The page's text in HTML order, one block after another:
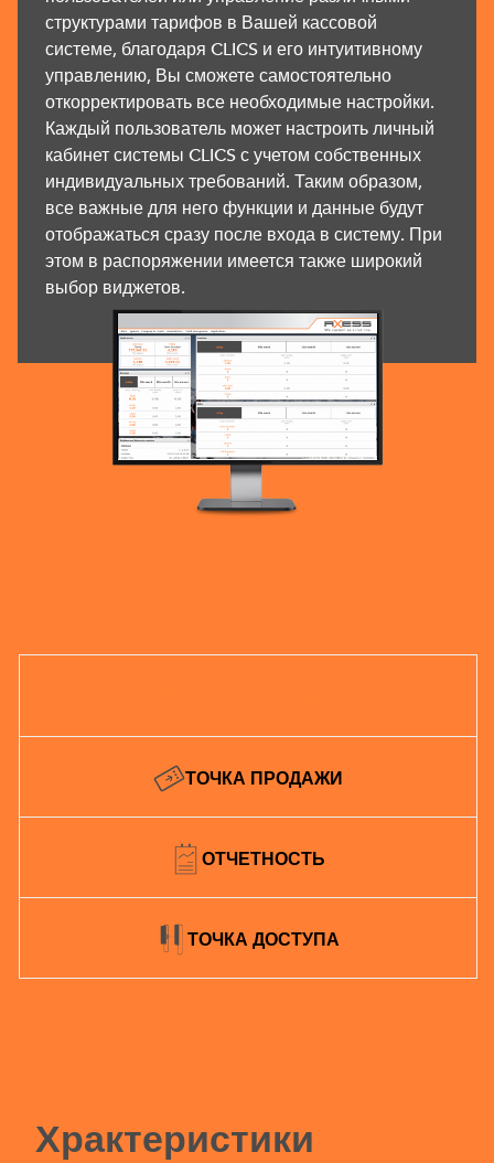
структурами тарифов в Вашей кассовой
системе, благодаря CLICS и его интуитивному
управлению, Вы сможете самостоятельно
откорректировать все необходимые настройки.
Каждый пользователь может настроить личный
кабинет системы CLICS с учетом собственных
индивидуальных требований. Таким образом,
все важные для него функции и данные будут
отображаться сразу после входа в систему. При
этом в распоряжении имеется также широкий
выбор виджетов.
ТОЧКА ПРОДАЖИ
ОТЧЕТНОСТЬ
ТОЧКА ДОСТУПА
Храктеристики